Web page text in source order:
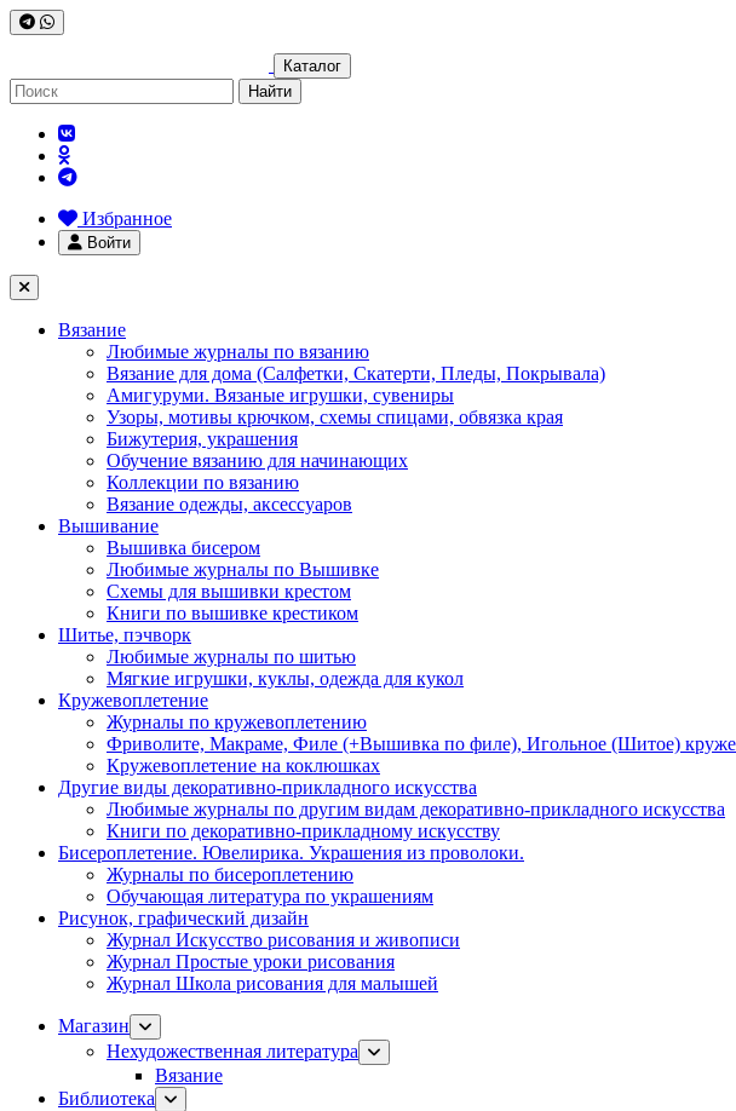
Каталог
Найти
Избранное
Войти
Вязание
Любимые журналы по вязанию
Вязание для дома (Салфетки, Скатерти, Пледы, Покрывала)
Амигуруми. Вязаные игрушки, сувениры
Узоры, мотивы крючком, схемы спицами, обвязка края
Бижутерия, украшения
Обучение вязанию для начинающих
Коллекции по вязанию
Вязание одежды, аксессуаров
Вышивание
Вышивка бисером
Любимые журналы по Вышивке
Схемы для вышивки крестом
Книги по вышивке крестиком
Шитье, пэчворк
Любимые журналы по шитью
Мягкие игрушки, куклы, одежда для кукол
Кружевоплетение
Журналы по кружевоплетению
Фриволите, Макраме, Филе (+Вышивка по филе), Игольное (Шитое)
Кружевоплетение на коклюшках
Другие виды декоративно-прикладного искусства
Любимые журналы по другим видам декоративно-прикладного искусства
Книги по декоративно-прикладному искусству
Бисероплетение. Ювелирика. Украшения из проволоки.
Журналы по бисероплетению
Обучающая литература по украшениям
Рисунок, графический дизайн
Журнал Искусство рисования и живописи
Журнал Простые уроки рисования
Журнал Школа рисования для малышей
Магазин
Нехудожественная литература
Вязание
Библиотека